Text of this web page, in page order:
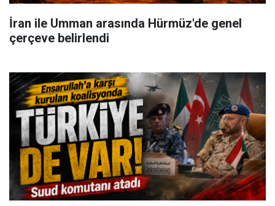
İran ile Umman arasında Hürmüz'de genel
çerçeve belirlendi